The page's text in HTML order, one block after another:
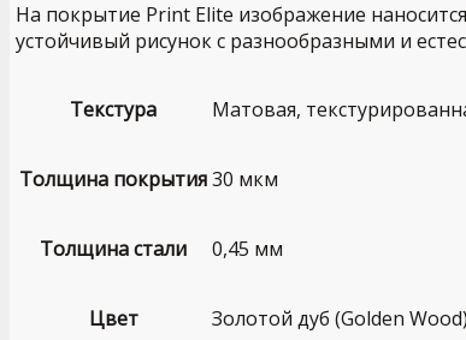
На покрытие Print Elite изображение
устойчивый рисунок с разнообразными и
Текстура Матовая,
Толщина покрытия30 мкм
Толщина стали 0,45 мм
Цвет Золотой дуб (Golden Wood)